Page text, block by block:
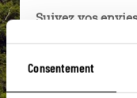
Consentement
Suivez vos
Ils sauront
près de vos